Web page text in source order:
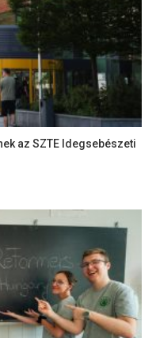
az SZTE Idegsebészeti